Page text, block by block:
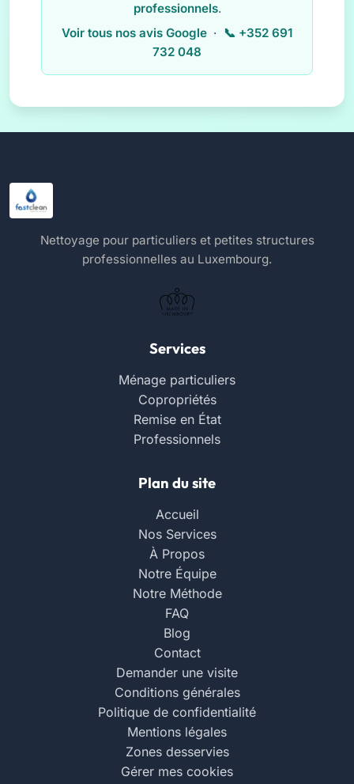
professionnels.
Voir tous nos avis Google ·
+352 691
732 048
Nettoyage pour particuliers et petites structures
professionnelles au Luxembourg.
Services
Ménage particuliers
Copropriétés
Remise en État
Professionnels
Plan du site
Accueil
Nos Services
À Propos
Notre Équipe
Notre Méthode
FAQ
Blog
Contact
Demander une visite
Conditions générales
Politique de confidentialité
Mentions légales
Zones desservies
Gérer mes cookies